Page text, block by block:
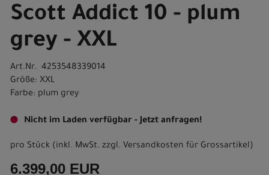
Scott Addict 10 - plum
grey - XXL
Art.Nr. 4253548339014
Größe: XXL
Farbe: plum grey
Nicht im Laden verfügbar - Jetzt anfragen!
pro Stück (inkl. MwSt. zzgl. Versandkosten für Grossartikel)
6.399,00 EUR